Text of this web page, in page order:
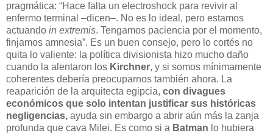
pragmática: “Hace falta un electroshock para revivir al
enfermo terminal –dicen–. No es lo ideal, pero estamos
actuando in extremis. Tengamos paciencia por el momento,
finjamos amnesia”. Es un buen consejo, pero lo cortés no
quita lo valiente: la política divisionista hizo mucho daño
cuando la alentaron los Kirchner, y si somos mínimamente
coherentes debería preocuparnos también ahora. La
reaparición de la arquitecta egipcia, con divagues
económicos que solo intentan justificar sus históricas
negligencias, ayuda sin embargo a abrir aún más la zanja
profunda que cava Milei. Es como si a Batman lo hubiera